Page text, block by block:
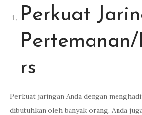
Perkuat
Pertemanan/
rs
Perkuat jaringan Anda dengan
dibutuhkan oleh banyak orang. Anda